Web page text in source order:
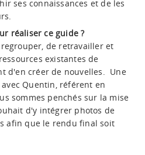
ses connaissances et de les
réaliser ce guide ?
de retravailler et
existantes de
d'en créer de nouvelles. Une
Quentin, référent en
sommes penchés sur la mise
d'y intégrer photos de
afin que le rendu final soit